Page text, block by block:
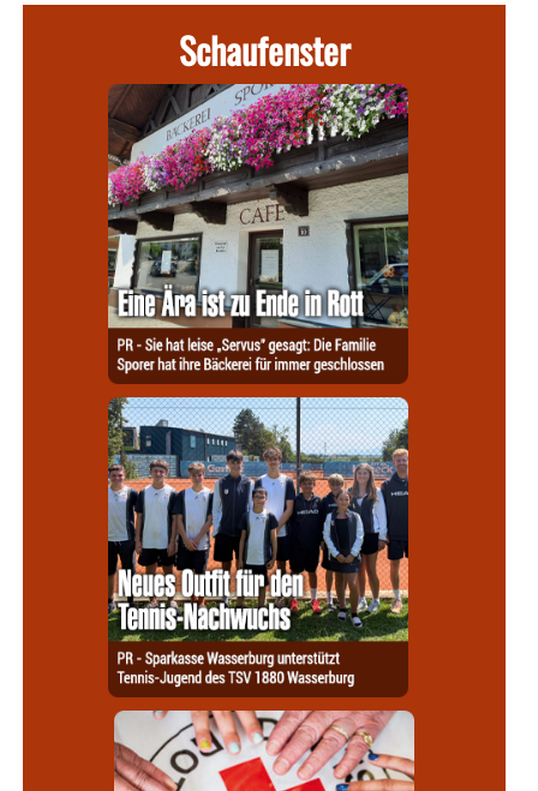
Schaufenster